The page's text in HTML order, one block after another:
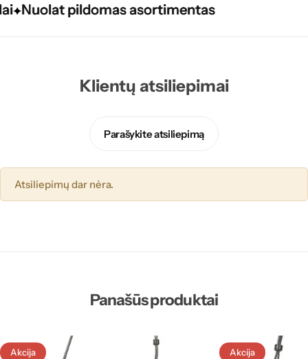
Nuolat pildomas asortimentas
Nuolat pildomas asortimentas
Nuolat pildomas asortimentas
Klientų atsiliepimai
Parašykite atsiliepimą
Atsiliepimų dar nėra.
Panašūs produktai
Akcija Akcija